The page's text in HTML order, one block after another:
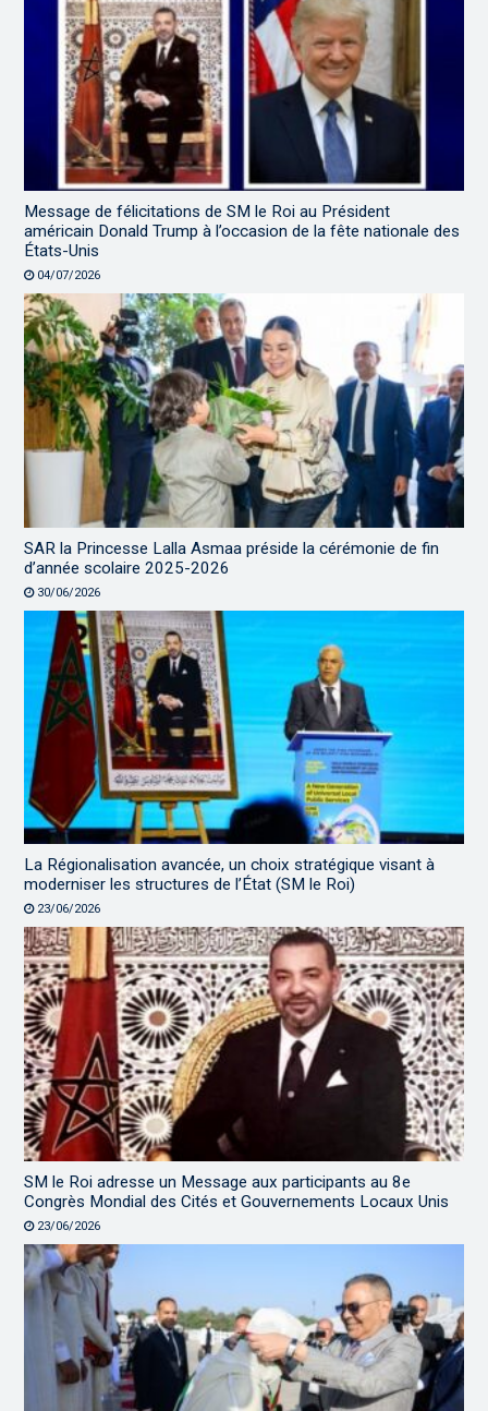
Message de félicitations de SM le Roi au Président
américain Donald Trump à l’occasion de la fête nationale des
États-Unis
04/07/2026
SAR la Princesse Lalla Asmaa préside la cérémonie de fin
d’année scolaire 2025-2026
30/06/2026
La Régionalisation avancée, un choix stratégique visant à
moderniser les structures de l’État (SM le Roi)
23/06/2026
SM le Roi adresse un Message aux participants au 8e
Congrès Mondial des Cités et Gouvernements Locaux Unis
23/06/2026